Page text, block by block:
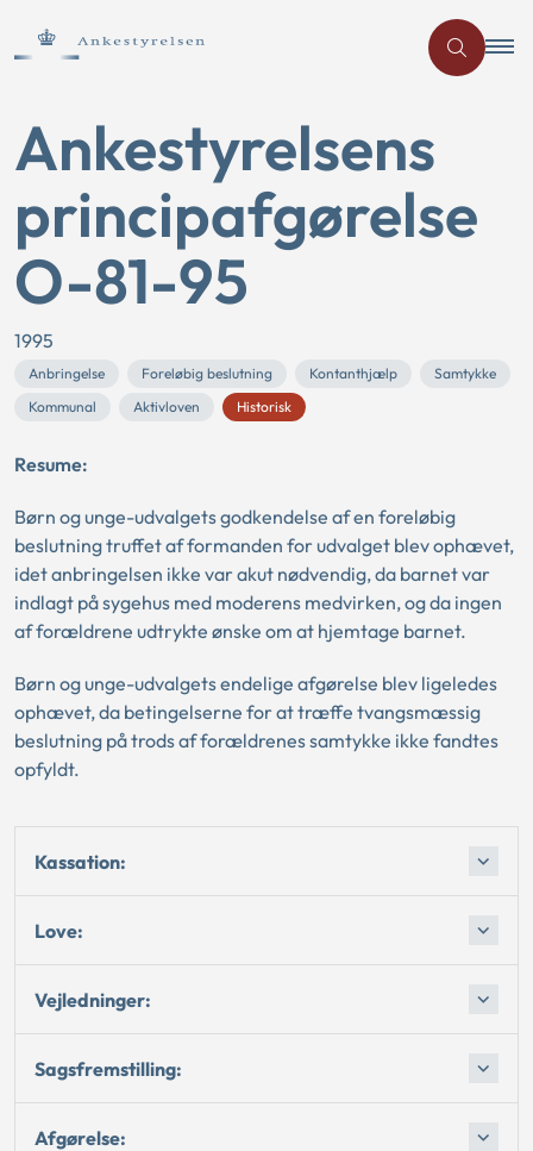
Ankestyrelsens
principafgørelse
O-81-95
1995
Anbringelse Foreløbig beslutning Kontanthjælp
Samtykke
Kommunal
Aktivloven Historisk
Resume:
Børn og unge-udvalgets godkendelse af en foreløbig
beslutning truffet af formanden for udvalget blev ophævet,
idet anbringelsen ikke var akut nødvendig, da barnet var
indlagt på sygehus med moderens medvirken, og da ingen
af forældrene udtrykte ønske om at hjemtage barnet.
Børn og unge-udvalgets endelige afgørelse blev ligeledes
ophævet, da betingelserne for at træffe tvangsmæssig
beslutning på trods af forældrenes samtykke ikke fandtes
opfyldt.
Kassation:
Love:
Vejledninger:
Sagsfremstilling:
Afgørelse: